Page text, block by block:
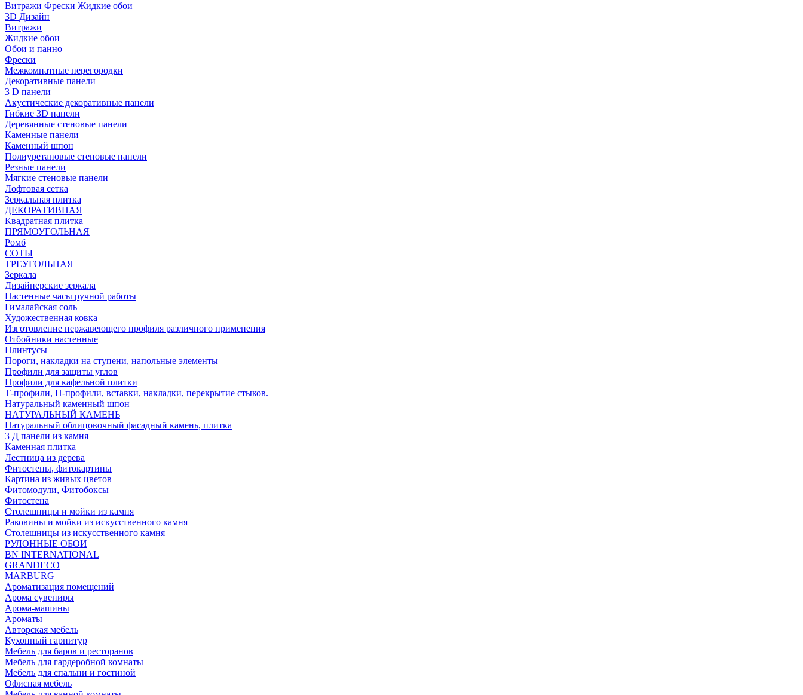
Витражи Фрески Жидкие обои
3D Дизайн
Витражи
Жидкие обои
Обои и панно
Фрески
Межкомнатные перегородки
Декоративные панели
3 D панели
Акустические декоративные панели
Гибкие 3D панели
Деревянные стеновые панели
Каменные панели
Каменный шпон
Полиуретановые стеновые панели
Резные панели
Мягкие стеновые панели
Лофтовая сетка
Зеркальная плитка
ДЕКОРАТИВНАЯ
Квадратная плитка
ПРЯМОУГОЛЬНАЯ
Ромб
СОТЫ
ТРЕУГОЛЬНАЯ
Зеркала
Дизайнерские зеркала
Настенные часы ручной работы
Гималайская соль
Художественная ковка
Изготовление нержавеющего профиля различного применения
Отбойники настенные
Плинтусы
Пороги, накладки на ступени, напольные элементы
Профили для защиты углов
Профили для кафельной плитки
Т-профили, П-профили, вставки, накладки, перекрытие стыков.
Натуральный каменный шпон
НАТУРАЛЬНЫЙ КАМЕНЬ
Натуральный облицовочный фасадный камень, плитка
3 Д панели из камня
Каменная плитка
Лестница из дерева
Фитостены, фитокартины
Картина из живых цветов
Фитомодули, Фитобоксы
Фитостена
Столешницы и мойки из камня
Раковины и мойки из искусственного камня
Столешницы из искусственного камня
РУЛОННЫЕ ОБОИ
BN INTERNATIONAL
GRANDECO
MARBURG
Ароматизация помещений
Арома сувениры
Арома-машины
Ароматы
Авторская мебель
Кухонный гарнитур
Мебель для баров и ресторанов
Мебель для гардеробной комнаты
Мебель для спальни и гостиной
Офисная мебель